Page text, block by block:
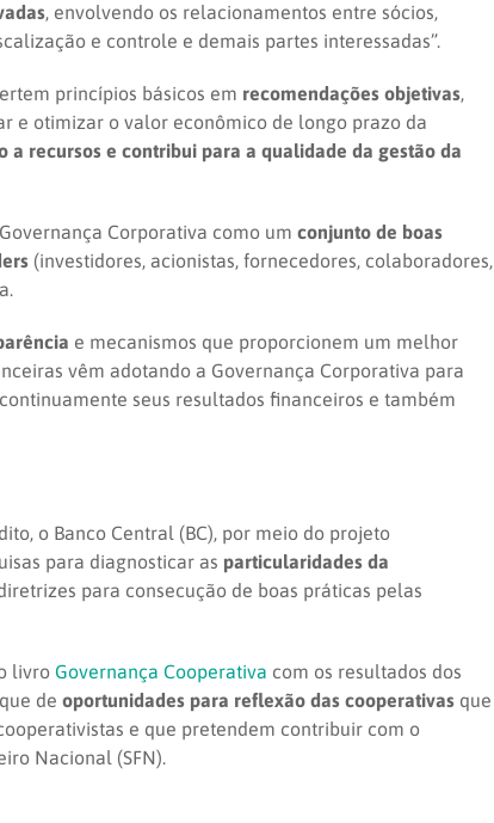
, envolvendo os relacionamentos entre sócios,
e controle e demais partes interessadas”.
princípios básicos em recomendações objetivas,
e otimizar o valor econômico de longo prazo da
a recursos e contribui para a qualidade da gestão da
Corporativa como um conjunto de boas
(investidores, acionistas, fornecedores, colaboradores,
e mecanismos que proporcionem um melhor
vêm adotando a Governança Corporativa para
seus resultados financeiros e também
o Banco Central (BC), por meio do projeto
para diagnosticar as particularidades da
para consecução de boas práticas pelas
livro Governança Cooperativa com os resultados dos
de oportunidades para reflexão das cooperativas que
e que pretendem contribuir com o
Nacional (SFN).